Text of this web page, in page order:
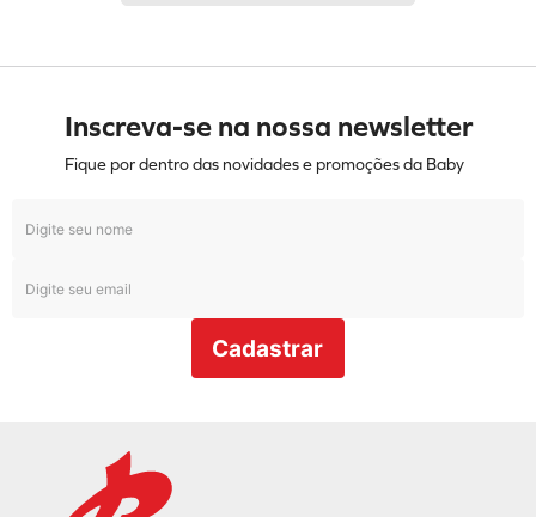
Inscreva-se na nossa newsletter
Fique por dentro das novidades e promoções da Baby
Cadastrar